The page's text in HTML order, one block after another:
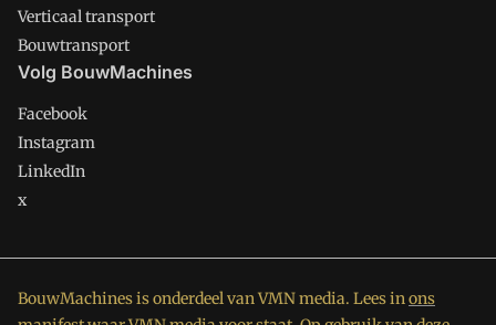
Verticaal transport
Bouwtransport
Volg BouwMachines
Facebook
Instagram
LinkedIn
x
BouwMachines is onderdeel van VMN media. Lees inons